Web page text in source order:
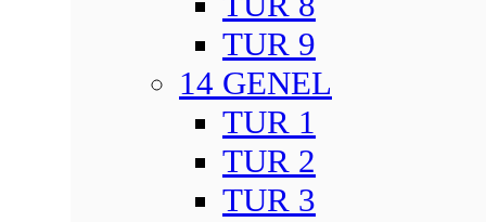
TUR 9
14 GENEL
TUR 1
TUR 2
TUR 3